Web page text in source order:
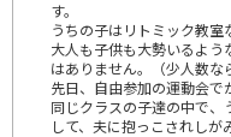
す。
うちの子はリトミック教室
大人も子供も大勢いるよ
はありません。（少人数な
先日、自由参加の運動会
同じクラスの子達の中で
して、夫に抱っこされし